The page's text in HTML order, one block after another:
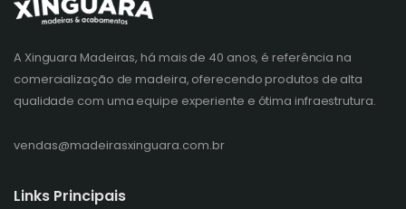
A Xinguara Madeiras, há mais de 40 anos, é referência na
comercialização de madeira, oferecendo produtos de alta
qualidade com uma equipe experiente e ótima infraestrutura.
vendas@madeirasxinguara.com.br
Links Principais